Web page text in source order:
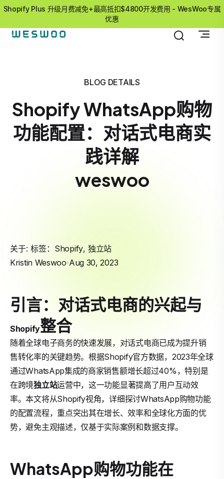
Shopify Plus 升级月费减免+最高抵扣$4800开发费用 - WesWoo专属
优惠
BLOG DETAILS
Shopify WhatsApp购物
功能配置：对话式电商实
践详解
weswoo
关于: 标签： Shopify, 独立站
Kristin Weswoo Aug 30, 2023
引言：对话式电商的兴起与
Shopify整合
随着全球电子商务的快速发展，对话式电商已成为提升销
售转化率的关键趋势。根据Shopify官方数据，2023年全球
通过WhatsApp集成的商家销售额增长超过40%，特别是
在跨境独立站运营中，这一功能显著提高了用户互动效
率。本文将从Shopify视角，详细探讨WhatsApp购物功能
的配置流程，重点突出其在增长、效率和全球化方面的优
势，避免主观描述，仅基于实际案例和数据支撑。
WhatsApp购物功能在